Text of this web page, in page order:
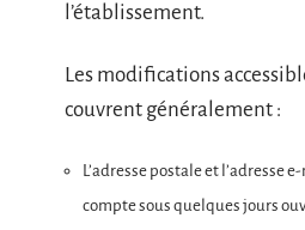
l’établissement.
Les modifications
couvrent généralement :
L’adresse postale et l’adresse
compte sous quelques jours